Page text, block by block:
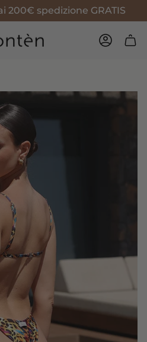
200€ spedizione GRATIS